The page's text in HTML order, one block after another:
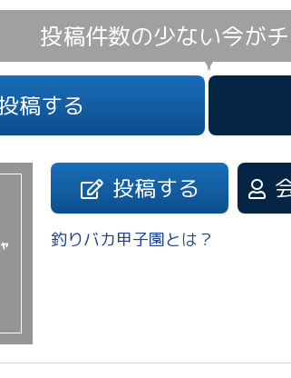
投稿件数の少ない今が
稿する
投稿する
釣りバカ甲子園とは？